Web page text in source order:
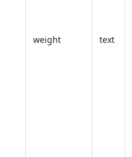
weight text